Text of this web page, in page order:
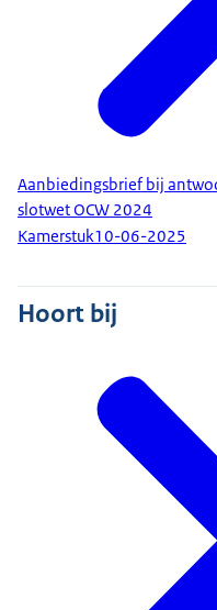
Aanbiedingsbrief bij
slotwet OCW 2024
Kamerstuk10-06-2025
Hoort bij